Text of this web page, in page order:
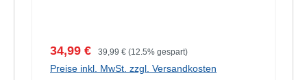
Verkaufspreis:
34,99 € Regulärer Preis:
39,99 € (12.5% gespart)
Preise inkl. MwSt. zzgl. Versandkosten